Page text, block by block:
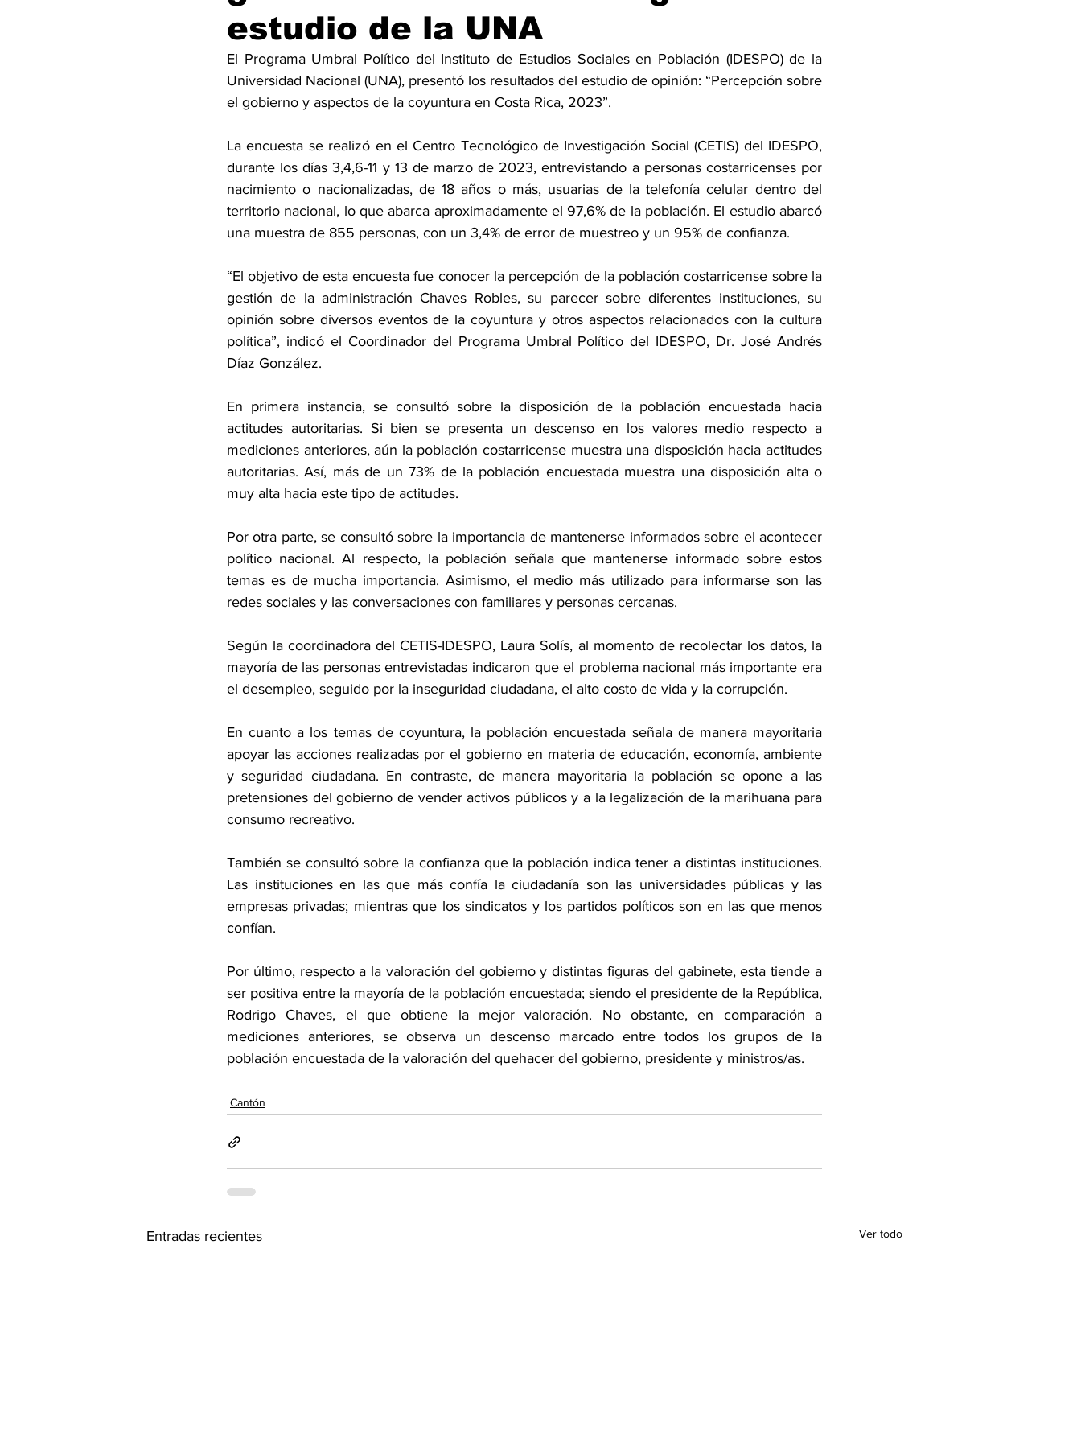
estudio de la UNA
El Programa Umbral Político del Instituto de Estudios Sociales en Población (IDESPO) de la
Universidad Nacional (UNA), presentó los resultados del estudio de opinión: “Percepción sobre
el gobierno y aspectos de la coyuntura en Costa Rica, 2023”.
La encuesta se realizó en el Centro Tecnológico de Investigación Social (CETIS) del IDESPO,
durante los días 3,4,6-11 y 13 de marzo de 2023, entrevistando a personas costarricenses por
nacimiento o nacionalizadas, de 18 años o más, usuarias de la telefonía celular dentro del
territorio nacional, lo que abarca aproximadamente el 97,6% de la población. El estudio abarcó
una muestra de 855 personas, con un 3,4% de error de muestreo y un 95% de confianza.
“El objetivo de esta encuesta fue conocer la percepción de la población costarricense sobre la
gestión de la administración Chaves Robles, su parecer sobre diferentes instituciones, su
opinión sobre diversos eventos de la coyuntura y otros aspectos relacionados con la cultura
política”, indicó el Coordinador del Programa Umbral Político del IDESPO, Dr. José Andrés
Díaz González.
En primera instancia, se consultó sobre la disposición de la población encuestada hacia
actitudes autoritarias. Si bien se presenta un descenso en los valores medio respecto a
mediciones anteriores, aún la población costarricense muestra una disposición hacia actitudes
autoritarias. Así, más de un 73% de la población encuestada muestra una disposición alta o
muy alta hacia este tipo de actitudes.
Por otra parte, se consultó sobre la importancia de mantenerse informados sobre el acontecer
político nacional. Al respecto, la población señala que mantenerse informado sobre estos
temas es de mucha importancia. Asimismo, el medio más utilizado para informarse son las
redes sociales y las conversaciones con familiares y personas cercanas.
Según la coordinadora del CETIS-IDESPO, Laura Solís, al momento de recolectar los datos, la
mayoría de las personas entrevistadas indicaron que el problema nacional más importante era
el desempleo, seguido por la inseguridad ciudadana, el alto costo de vida y la corrupción.
En cuanto a los temas de coyuntura, la población encuestada señala de manera mayoritaria
apoyar las acciones realizadas por el gobierno en materia de educación, economía, ambiente
y seguridad ciudadana. En contraste, de manera mayoritaria la población se opone a las
pretensiones del gobierno de vender activos públicos y a la legalización de la marihuana para
consumo recreativo.
También se consultó sobre la confianza que la población indica tener a distintas instituciones.
Las instituciones en las que más confía la ciudadanía son las universidades públicas y las
empresas privadas; mientras que los sindicatos y los partidos políticos son en las que menos
confían.
Por último, respecto a la valoración del gobierno y distintas figuras del gabinete, esta tiende a
ser positiva entre la mayoría de la población encuestada; siendo el presidente de la República,
Rodrigo Chaves, el que obtiene la mejor valoración. No obstante, en comparación a
mediciones anteriores, se observa un descenso marcado entre todos los grupos de la
población encuestada de la valoración del quehacer del gobierno, presidente y ministros/as.
Cantón
Entradas recientes Ver todo